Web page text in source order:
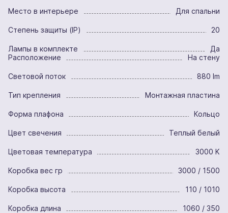
Место в интерьере Для спальни
Степень защиты (IP) 20
Лампы в комплекте
Да
Расположение
На стену
Световой поток 880 lm
Тип крепления Монтажная пластина
Форма плафона Кольцо
Цвет свечения Теплый белый
Цветовая температура 3000 K
Коробка вес гр 3000 / 1500
Коробка высота 110 / 1010
Коробка длина 1060 / 350